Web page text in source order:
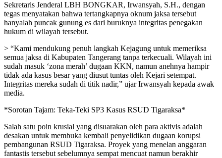
Sekretaris Jenderal LBH BONGKAR, Irwansyah, S.H., dengan
tegas menyatakan bahwa tertangkapnya oknum jaksa tersebut
hanyalah puncak gunung es dari buruknya integritas penegakan
hukum di wilayah tersebut.
> “Kami mendukung penuh langkah Kejagung untuk memeriksa
semua jaksa di Kabupaten Tangerang tanpa terkecuali. Wilayah ini
sudah masuk ‘zona merah’ dugaan KKN, namun anehnya hampir
tidak ada kasus besar yang diusut tuntas oleh Kejari setempat.
Integritas mereka sudah di titik nadir,” ujar Irwansyah kepada awak
media.
*Sorotan Tajam: Teka-Teki SP3 Kasus RSUD Tigaraksa*
Salah satu poin krusial yang disuarakan oleh para aktivis adalah
desakan untuk membuka kembali penyelidikan dugaan korupsi
pembangunan RSUD Tigaraksa. Proyek yang menelan anggaran
fantastis tersebut sebelumnya sempat mencuat namun berakhir